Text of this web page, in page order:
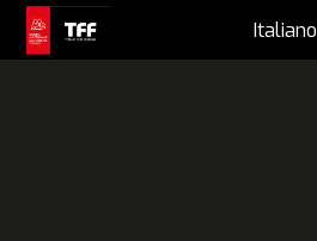
Italiano